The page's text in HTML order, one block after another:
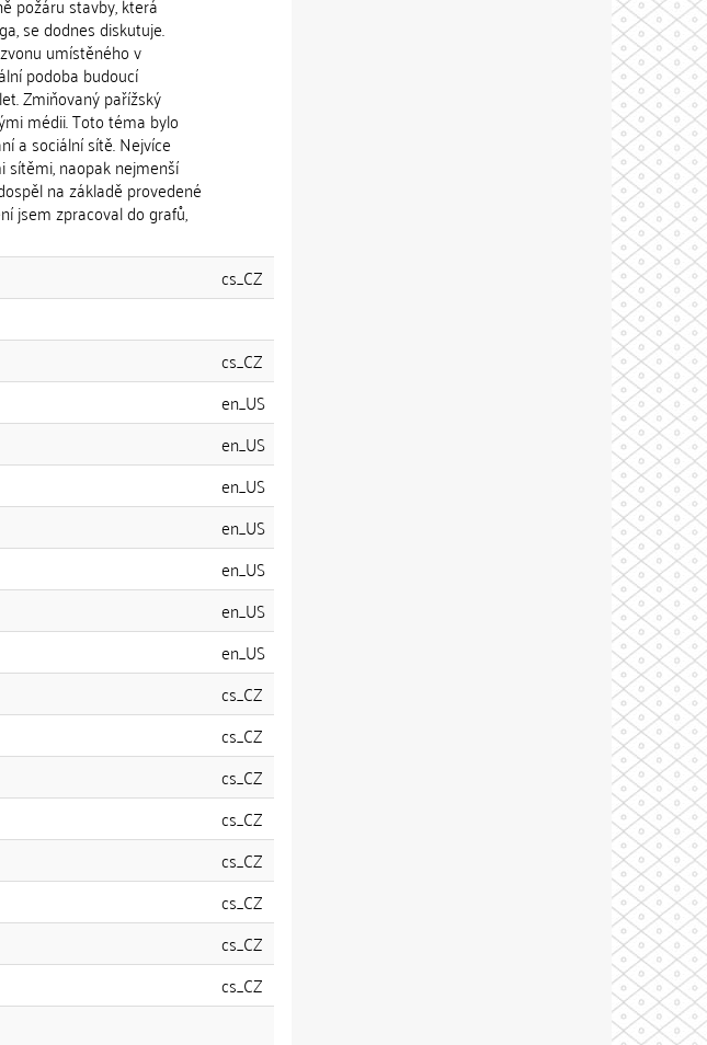
se dodnes diskutuje.
umístěného v
podoba budoucí
Zmiňovaný pařížský
médii. Toto téma bylo
a sociální sítě. Nejvíce
naopak nejmenší
na základě provedené
jsem zpracoval do grafů,
cs_CZ
cs_CZ
en_US
en_US
en_US
en_US
en_US
en_US
en_US
cs_CZ
cs_CZ
cs_CZ
cs_CZ
cs_CZ
cs_CZ
cs_CZ
cs_CZ